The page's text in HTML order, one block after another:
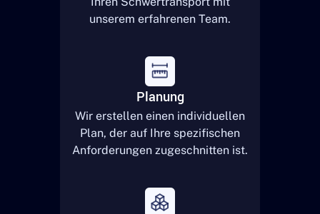
unserem erfahrenen Team.
Planung
Wir erstellen einen individuellen
Plan, der auf Ihre spezifischen
Anforderungen zugeschnitten ist.